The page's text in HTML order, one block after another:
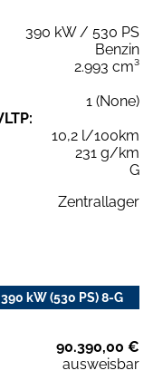
390 kW / 530 PS
Benzin
2.993 cm³
1 (None)
10,2 l/100km
231 g/km
G
Zentrallager
kW (530 PS) 8-G
90.390,00 €
ausweisbar